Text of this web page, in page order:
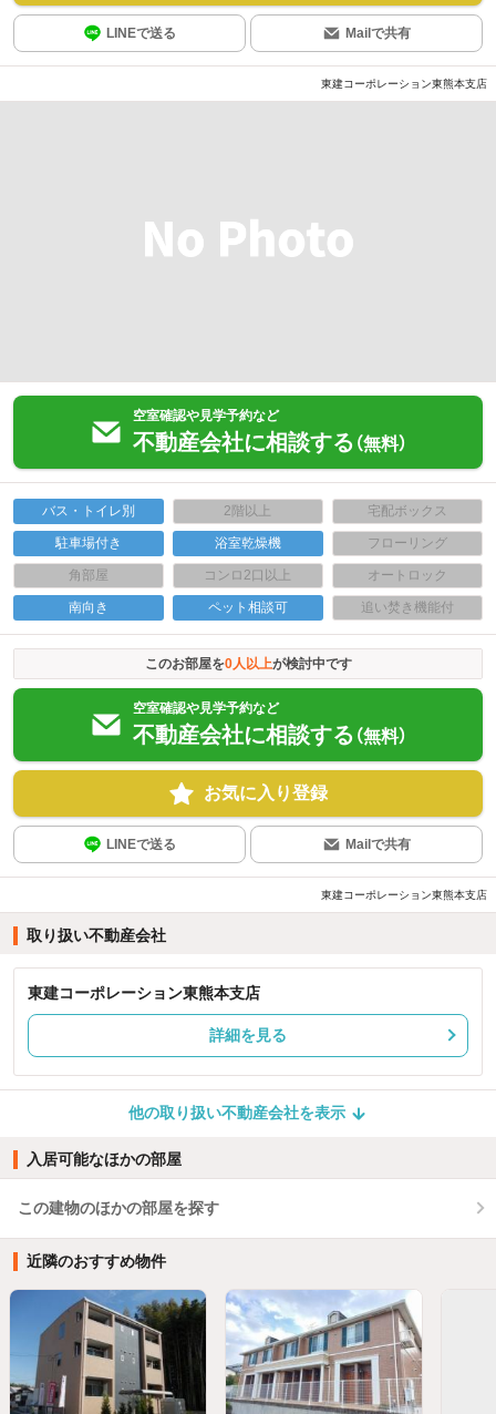
LINEで送る Mailで共有
東建コーポレーション東熊本支店
空室確認や見学予約など
不動産会社に相談する （無料）
バス・トイレ別 2階以上 宅配ボックス
駐車場付き 浴室乾燥機 フローリング
角部屋 コンロ2口以上 オートロック
南向き ペット相談可 追い焚き機能付
このお部屋を0人以上が検討中です
空室確認や見学予約など
不動産会社に相談する （無料）
お気に入り登録
LINEで送る Mailで共有
東建コーポレーション東熊本支店
取り扱い不動産会社
東建コーポレーション東熊本支店
詳細を見る
他の取り扱い不動産会社を表示
入居可能なほかの部屋
この建物のほかの部屋を探す
ほかの部屋を検索中…
近隣のおすすめ物件